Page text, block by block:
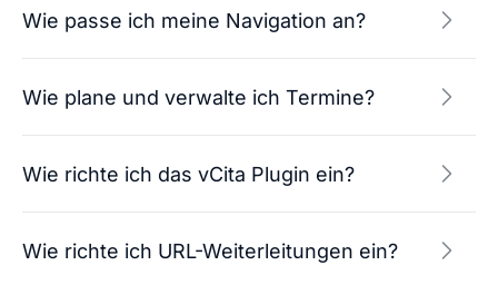
Wie passe ich meine Navigation an?
Wie plane und verwalte ich Termine?
Wie richte ich das vCita Plugin ein?
Wie richte ich URL-Weiterleitungen ein?